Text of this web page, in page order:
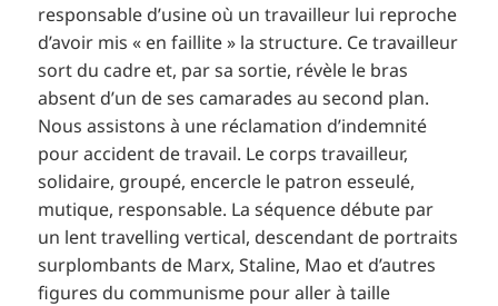
responsable d’usine où un travailleur lui reproche
d’avoir mis « en faillite » la structure. Ce travailleur
sort du cadre et, par sa sortie, révèle le bras
absent d’un de ses camarades au second plan.
Nous assistons à une réclamation d’indemnité
pour accident de travail. Le corps travailleur,
solidaire, groupé, encercle le patron esseulé,
mutique, responsable. La séquence débute par
un lent travelling vertical, descendant de portraits
surplombants de Marx, Staline, Mao et d’autres
figures du communisme pour aller à taille